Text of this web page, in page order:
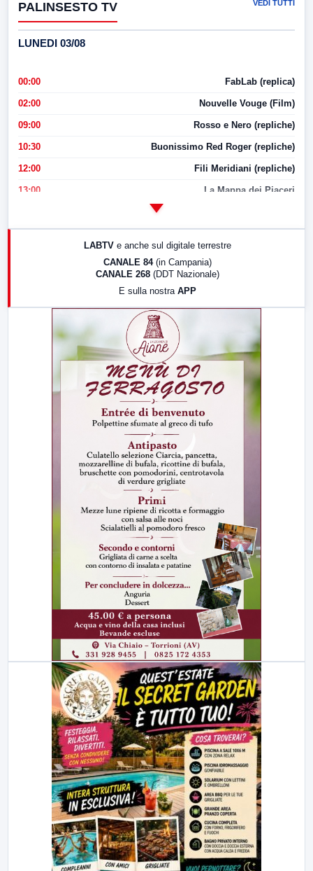
PALINSESTO TV VEDI TUTTI
LUNEDI 03/08
00:00 FabLab (replica)
02:00 Nouvelle Vouge (Film)
09:00 Rosso e Nero (repliche)
10:30 Buonissimo Red Roger (repliche)
12:00 Fili Meridiani (repliche)
13:00 La Mappa dei Piaceri
LABTV e anche sul digitale terrestre
CANALE 84 (in Campania)
CANALE 268 (DDT Nazionale)
E sulla nostra APP